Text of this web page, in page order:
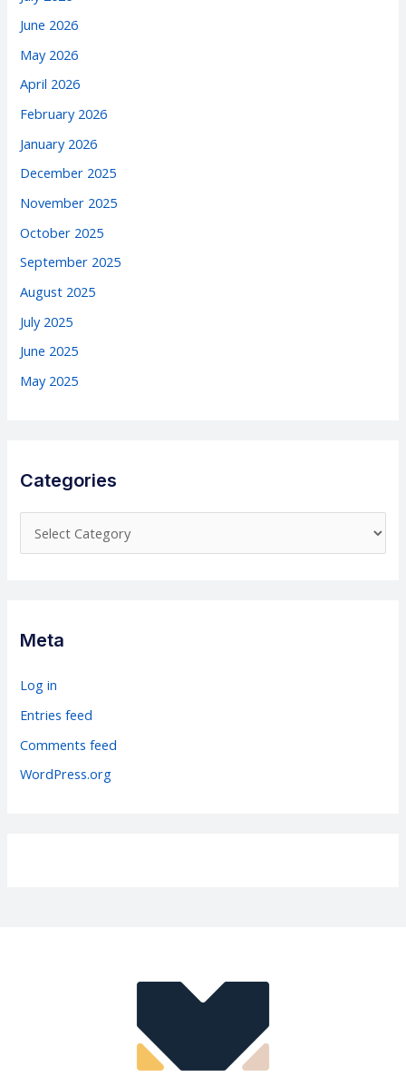
June 2026
May 2026
April 2026
February 2026
January 2026
December 2025
November 2025
October 2025
September 2025
August 2025
July 2025
June 2025
May 2025
Categories
a
g
r
i
Meta
Log in
Entries feed
Comments feed
WordPress.org